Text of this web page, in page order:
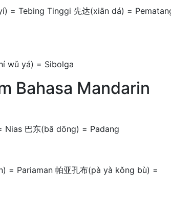
= Tebing Tinggi 先达(xiān dá) =
wǔ yá) = Sibolga
Bahasa Mandarin
Nias 巴东(bā dōng) = Padang
= Pariaman 帕亚孔布(pà yà kǒng bù) =